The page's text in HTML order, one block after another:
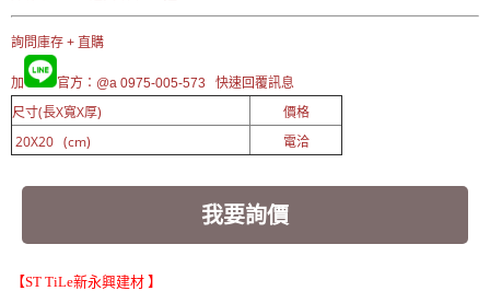
詢問庫存 + 直購
加 官方：@a 0975-005-573 快速回覆訊息
尺寸(長X寬X厚)
價格
20X20 (cm)
電洽
我要詢價
【ST TiLe新永興建材 】